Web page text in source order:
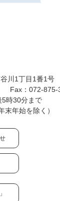
川1丁目1番1号
Fax：072-875-
5時30分まで
末年始を除く）